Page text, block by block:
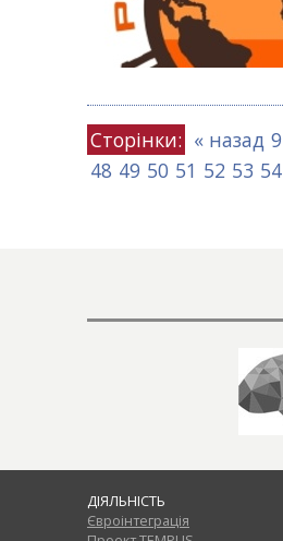
Сторінки: « назад 9
48 49 50 51 52 53 54
ДІЯЛЬНІСТЬ
Євроінтеграція